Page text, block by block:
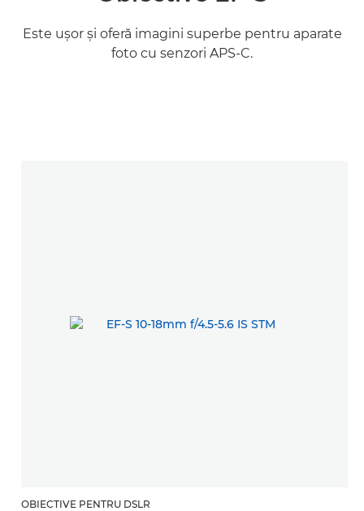
Este uşor şi oferă imagini superbe pentru aparate
foto cu senzori APS-C.
OBIECTIVE PENTRU DSLR